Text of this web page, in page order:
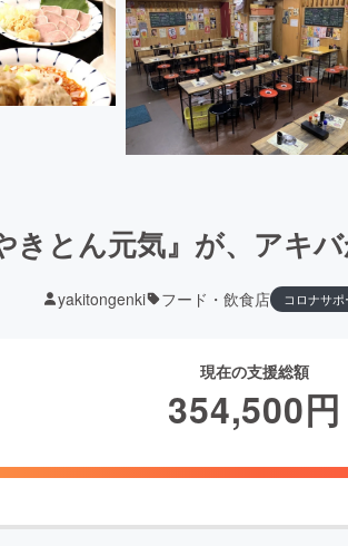
きとん元気』が、アキ
yakitongenki フード・飲食店 コロナサ
現在の支援総額
354,500円